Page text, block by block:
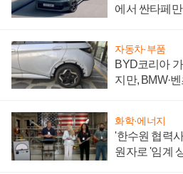
에서 싼타페
자동차·부품
BYD코리아
지만, BMW·
화학·에너지
'한수원 협력
원자로 '임계